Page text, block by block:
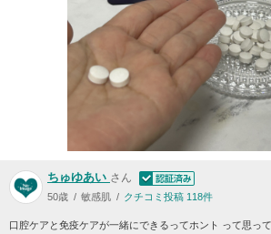
ちゅゆあい さん
50歳 敏感肌 クチコミ投稿 118件
口腔ケアと免疫ケアが一緒にできるってホント って思っ